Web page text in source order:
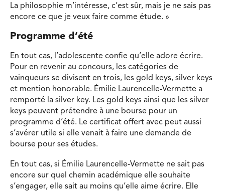
La philosophie m’intéresse, c’est sûr, mais je ne sais pas
encore ce que je veux faire comme étude. »
Programme d’été
En tout cas, l’adolescente confie qu’elle adore écrire.
Pour en revenir au concours, les catégories de
vainqueurs se divisent en trois, les gold keys, silver keys
et mention honorable. Émilie Laurencelle-Vermette a
remporté la silver key. Les gold keys ainsi que les silver
keys peuvent prétendre à une bourse pour un
programme d’été. Le certificat offert avec peut aussi
s’avérer utile si elle venait à faire une demande de
bourse pour ses études.
En tout cas, si Émilie Laurencelle-Vermette ne sait pas
encore sur quel chemin académique elle souhaite
s’engager, elle sait au moins qu’elle aime écrire. Elle